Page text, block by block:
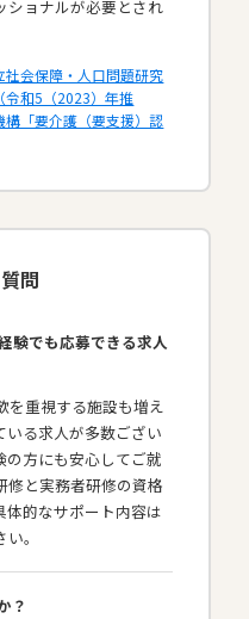
ショナルが必要とされ
社会保障・人口問題研究
令和5（2023）年推
「要介護（要支援）認
問
験でも応募できる求人
を重視する施設も増え
いる求人が多数ござい
の方にも安心してご就
修と実務者研修の資格
的なサポート内容は
。
？